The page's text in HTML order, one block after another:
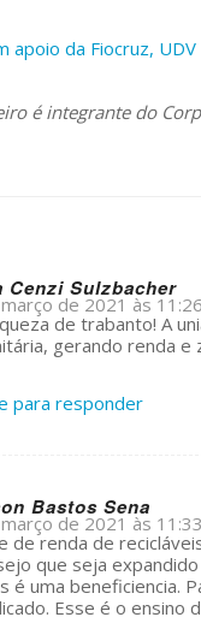
apoio da Fiocruz,
é integrante do
Cenzi Sulzbacher
de 2021 às 11:26
de trabanto! A
gerando renda e
para responder
Bastos Sena
de 2021 às 11:33
de renda de
que seja
é uma beneficiencia.
Esse é o ensino